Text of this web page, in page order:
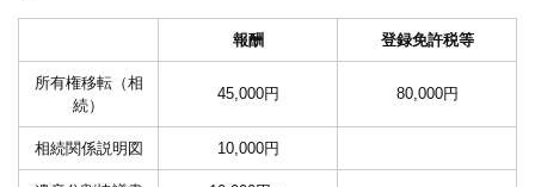
報酬 登録免許税等
所有権移転（相
続）
45,000円 80,000円
相続関係説明図 10,000円